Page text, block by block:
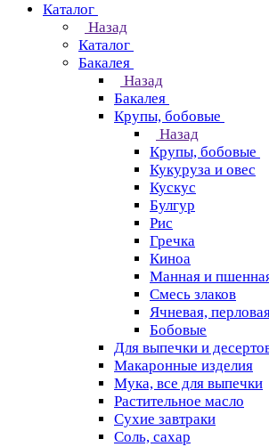
Каталог
Назад
Каталог
Бакалея
Назад
Бакалея
Крупы, бобовые
Назад
Крупы, бобовые
Кукуруза и овес
Кускус
Булгур
Рис
Гречка
Киноа
Манная и
Смесь злаков
Ячневая,
Бобовые
Для выпечки и
Макаронные изделия
Мука, все для выпечки
Растительное масло
Сухие завтраки
Соль, сахар